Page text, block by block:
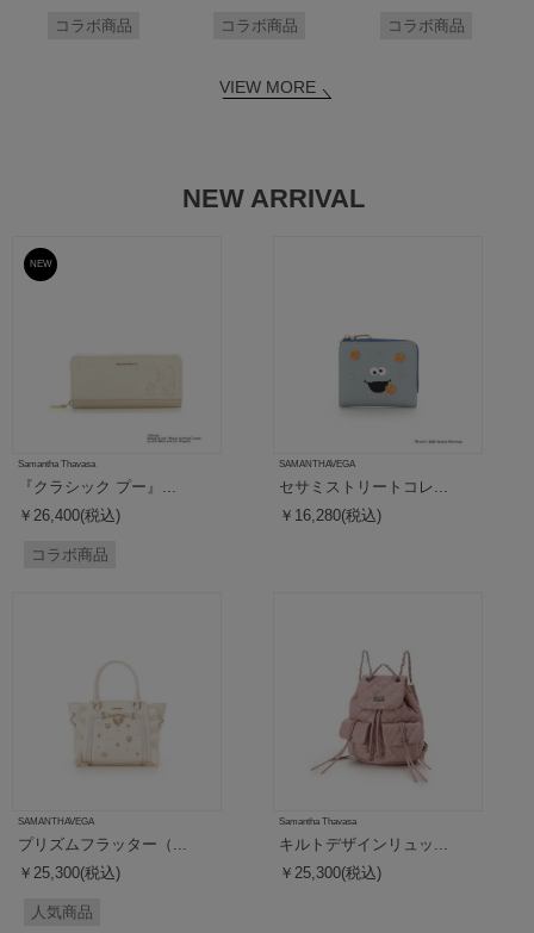
コラボ商品 コラボ商品 コラボ商品
VIEW MORE
NEW ARRIVAL
予約
NEW
Samantha Thavasa
『クラシック プー』...
￥26,400(税込)
コラボ商品
SAMANTHAVEGA
セサミストリートコレ...
￥16,280(税込)
SAMANTHAVEGA
プリズムフラッター（...
￥25,300(税込)
人気商品
Samantha Thavasa
キルトデザインリュッ...
￥25,300(税込)